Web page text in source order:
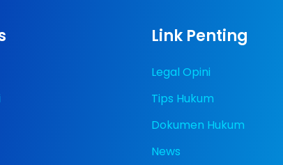
Link Penting
Legal Opini
Tips Hukum
Dokumen Hukum
News